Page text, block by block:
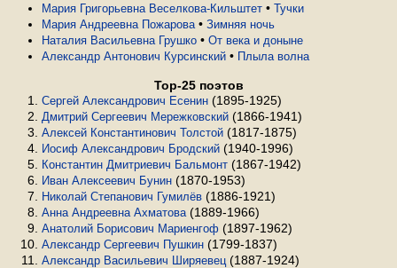
Мария Григорьевна Веселкова-Кильштет • Тучки
Мария Андреевна Пожарова • Зимняя ночь
Наталия Васильевна Грушко • От века и доныне
Александр Антонович Курсинский • Плыла волна
Top-25 поэтов
Сергей Александрович Есенин (1895-1925)
Дмитрий Сергеевич Мережковский (1866-1941)
Алексей Константинович Толстой (1817-1875)
Иосиф Александрович Бродский (1940-1996)
Константин Дмитриевич Бальмонт (1867-1942)
Иван Алексеевич Бунин (1870-1953)
Николай Степанович Гумилёв (1886-1921)
Анна Андреевна Ахматова (1889-1966)
Анатолий Борисович Мариенгоф (1897-1962)
Александр Сергеевич Пушкин (1799-1837)
Александр Васильевич Ширяевец (1887-1924)